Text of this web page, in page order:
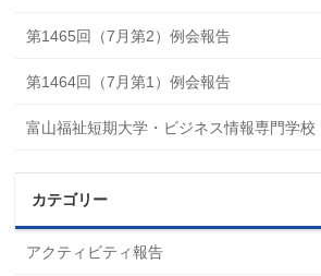
第1465回（7月第2）例会報告
第1464回（7月第1）例会報告
富山福祉短期大学・ビジネス情報専門学
カテゴリー
アクティビティ報告